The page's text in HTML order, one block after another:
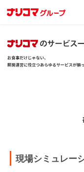
現場シミュレー